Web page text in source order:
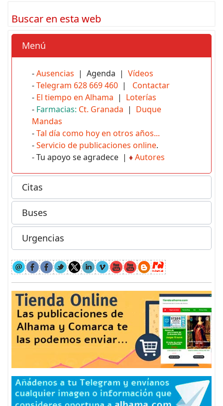
Buscar en esta web
Menú
-Ausencias | Agenda | Vídeos
-Telegram 628 669 460 | Contactar
- El tiempo en Alhama | Loterías
- Farmacias: Ct. Granada | Duque
Mandas
-Tal día como hoy en otros años...
-Servicio de publicaciones online.
- Tu apoyo se agradece | ♦Autores
Citas
Buses
Urgencias